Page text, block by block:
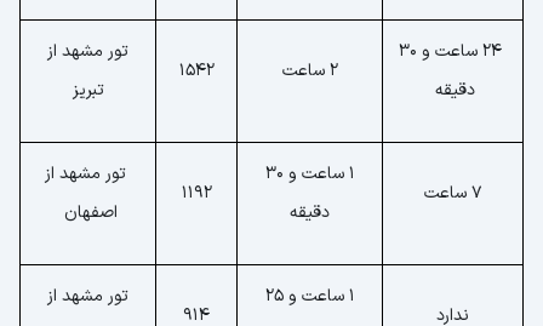
24 ساعت و 30
دقیقه
2 ساعت 1542
تور مشهد از
تبریز
7 ساعت
1 ساعت و 30
دقیقه
1192
تور مشهد از
اصفهان
ندارد
1 ساعت و 25
914
تور مشهد از